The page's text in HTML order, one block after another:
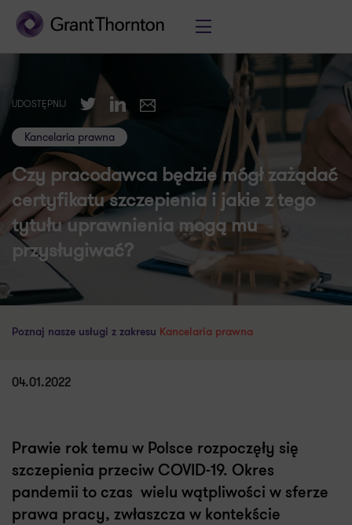
UDOSTĘPNIJ TwitterLinkedIn
E-mail
Kancelaria prawna
Czy pracodawca będzie mógł zażądać
certyfikatu szczepienia i jakie z tego
tytułu uprawnienia mogą mu
przysługiwać?
Poznaj nasze usługi z zakresu Kancelaria prawna
04.01.2022
Prawie rok temu w Polsce rozpoczęły się
szczepienia przeciw COVID-19. Okres
pandemii to czas wielu wątpliwości w sferze
prawa pracy, zwłaszcza w kontekście